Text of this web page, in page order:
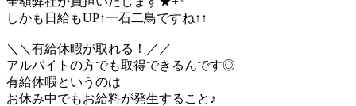
しかも日給もUP↑一石二鳥ですね↑↑
＼＼有給休暇が取れる！／／
アルバイトの方でも取得できるんです◎
有給休暇というのは
お休み中でもお給料が発生すること♪